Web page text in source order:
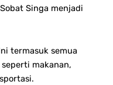
Singa menjadi
termasuk semua
makanan,